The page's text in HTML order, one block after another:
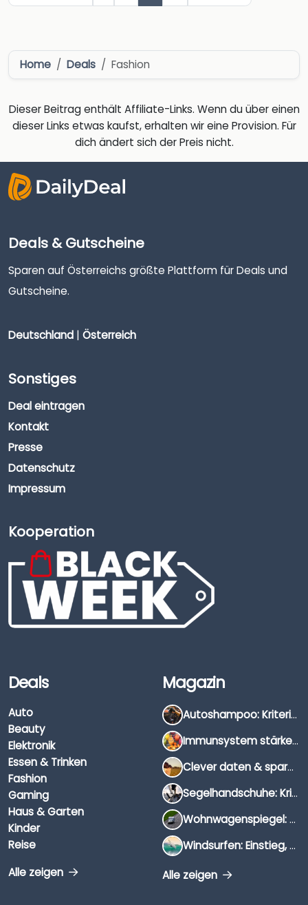
Home Deals Fashion
Dieser Beitrag enthält Affiliate-Links. Wenn du über einen
dieser Links etwas kaufst, erhalten wir eine Provision. Für
dich ändert sich der Preis nicht.
Deals & Gutscheine
Sparen auf Österreichs größte Plattform für Deals und
Gutscheine.
Deutschland | Österreich
Sonstiges
Deal eintragen
Kontakt
Presse
Datenschutz
Impressum
Kooperation
Deals
Auto
Beauty
Elektronik
Essen & Trinken
Fashion
Gaming
Haus & Garten
Kinder
Reise
Alle zeigen
Magazin
Autoshampoo: Kriterien, Unterschiede & Anwendung
Immunsystem stärken: Hausmittel, Vitamine & Wissenswertes
Clever daten & sparen: So findest du die besten Deals für Dates und Unternehmungen
Segelhandschuhe: Kriterien, Materialien & Tipps
Wohnwagenspiegel: Auswahl, Preise & Montage
Windsurfen: Einstieg, Ausrüstung & Tipps
Alle zeigen